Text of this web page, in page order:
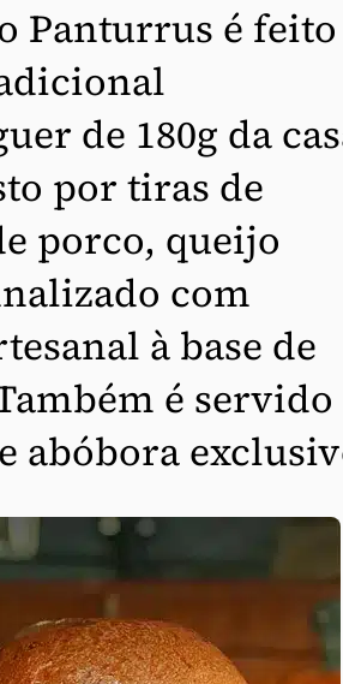
Panturrus é feito
de 180g da
por tiras de
porco, queijo
com
à base de
é servido
abóbora